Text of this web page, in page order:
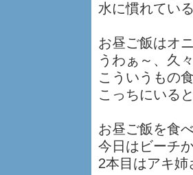
水に慣れてい
お昼ご飯はオ
うわぁ～、久
こういうもの
こっちにいる
お昼ご飯を食
今日はビーチ
2本目はアキ